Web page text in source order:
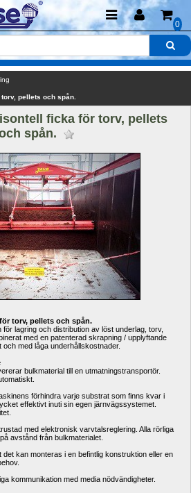
0
pellets och spån.
ficka för torv, pellets
spån.
torv, pellets och spån.
lagring och distribution av löst underlag, torv,
med en patenterad skrapning / upplyftande
med låga underhållskostnader.
bulkmaterial till en utmatningstransportör.
förhindra varje substrat som finns kvar i
effektivt inuti sin egen järnvägssystemet.
med elektronisk varvtalsreglering. Alla rörliga
avstånd från bulkmaterialet.
det kan monteras i en befintlig konstruktion eller en
kommunikation med media nödvändigheter.